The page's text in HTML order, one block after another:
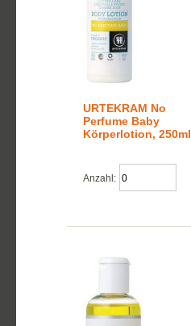
URTEKRAM No
Perfume Baby
Körperlotion, 250ml
Anzahl: